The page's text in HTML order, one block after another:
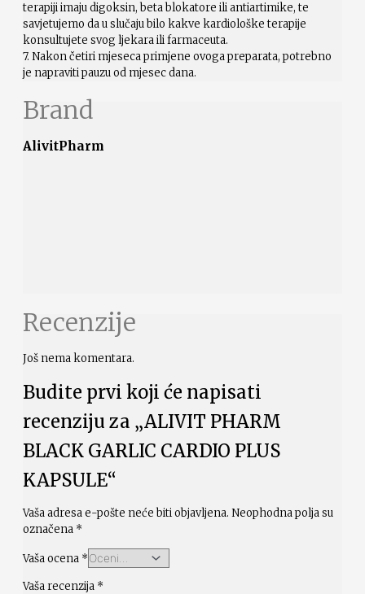
terapiji imaju digoksin, beta blokatore ili antiartimike, te
savjetujemo da u slučaju bilo kakve kardiološke terapije
konsultujete svog ljekara ili farmaceuta.
7. Nakon četiri mjeseca primjene ovoga preparata, potrebno
je napraviti pauzu od mjesec dana.
Brand
AlivitPharm
Recenzije
Još nema komentara.
Budite prvi koji će napisati
recenziju za „ALIVIT PHARM
BLACK GARLIC CARDIO PLUS
KAPSULE“
Vaša adresa e-pošte neće biti objavljena. Neophodna polja su
označena *
Vaša ocena *
Vaša recenzija *